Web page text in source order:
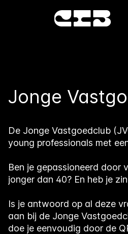
Jonge
De Jonge Vastgoedclub
young professionals met
Ben je gepassioneerd door
jonger dan 40? En heb je
Is je antwoord op al deze
aan bij de Jonge
doe je eenvoudig door de